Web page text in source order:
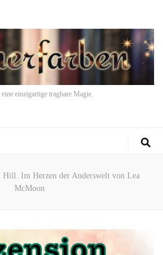
einzigartige tragbare Magie.
Hill. Im Herzen der Anderswelt von Lea
McMoon